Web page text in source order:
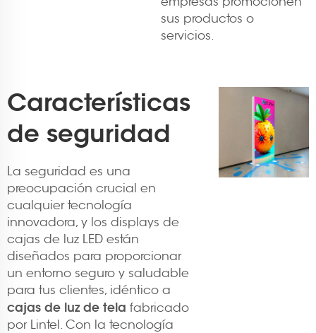
sus productos o
servicios.
Características
de seguridad
La seguridad es una
preocupación crucial en
cualquier tecnología
innovadora, y los displays de
cajas de luz LED están
diseñados para proporcionar
un entorno seguro y saludable
para tus clientes, idéntico a
cajas de luz de tela fabricado
por Lintel. Con la tecnología